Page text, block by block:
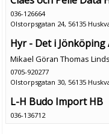
036-126664
Olstorpsgatan 24, 56135
Hyr - Det i Jönköping
Mikael Göran Thomas
0705-920277
Olstorpsgatan 30, 56135
L-H Budo Import HB
036-136712